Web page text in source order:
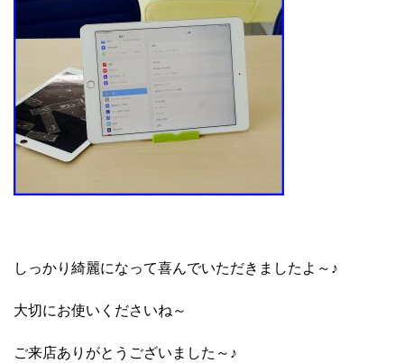
しっかり綺麗になって喜んでいただきましたよ～♪
大切にお使いくださいね～
ご来店ありがとうございました～♪